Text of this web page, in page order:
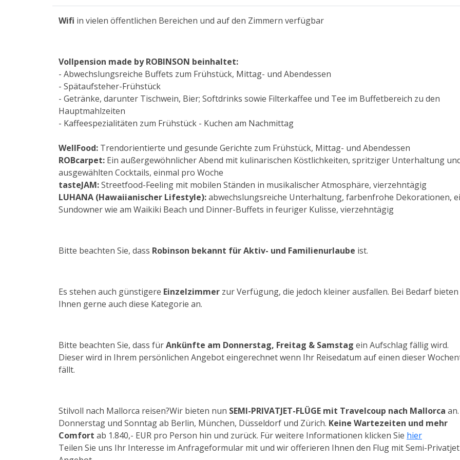
Wifi in vielen öffentlichen Bereichen und auf den Zimmern verfügbar
Vollpension made by ROBINSON beinhaltet:
- Abwechslungsreiche Buffets zum Frühstück, Mittag- und Abendessen
- Spätaufsteher-Frühstück
- Getränke, darunter Tischwein, Bier; Softdrinks sowie Filterkaffee und Tee im Buffetbereich zu den
Hauptmahlzeiten
- Kaffeespezialitäten zum Frühstück - Kuchen am Nachmittag
WellFood: Trendorientierte und gesunde Gerichte zum Frühstück, Mittag- und Abendessen
ROBcarpet: Ein außergewöhnlicher Abend mit kulinarischen Köstlichkeiten, spritziger Unterhaltung
ausgewählten Cocktails, einmal pro Woche
tasteJAM:Streetfood-Feeling mit mobilen Ständen in musikalischer Atmosphäre, vierzehntägig
LUHANA (Hawaiianischer Lifestyle):abwechslungsreiche Unterhaltung, farbenfrohe Dekorationen,
Sundowner wie am Waikiki Beach und Dinner-Buffets in feuriger Kulisse, vierzehntägig
Bitte beachten Sie, dass Robinson bekannt für Aktiv- und Familienurlaube ist.
Es stehen auch günstigere Einzelzimmer zur Verfügung, die jedoch kleiner ausfallen. Bei Bedarf
Ihnen gerne auch diese Kategorie an.
Bitte beachten Sie, dass fürAnkünfte am Donnerstag, Freitag & Samstag ein Aufschlag fällig wird.
Dieser wird in Ihrem persönlichen Angebot eingerechnet wenn Ihr Reisedatum auf einen dieser
fällt.
Stilvoll nach Mallorca reisen?Wir bieten nun SEMI-PRIVATJET-FLÜGE mit Travelcoup nach Mallorca
Donnerstag und Sonntag ab Berlin, München, Düsseldorf und Zürich. Keine Wartezeiten und mehr
Comfort ab 1.840,- EUR pro Person hin und zurück. Für weitere Informationen klicken Sie hier
Teilen Sie uns Ihr Interesse im Anfrageformular mit und wir offerieren Ihnen den Flug mit Semi-